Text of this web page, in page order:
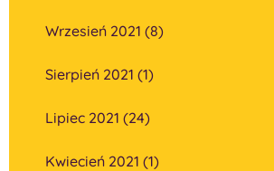
Wrzesień 2021 (8)
Sierpień 2021 (1)
Lipiec 2021 (24)
Kwiecień 2021 (1)